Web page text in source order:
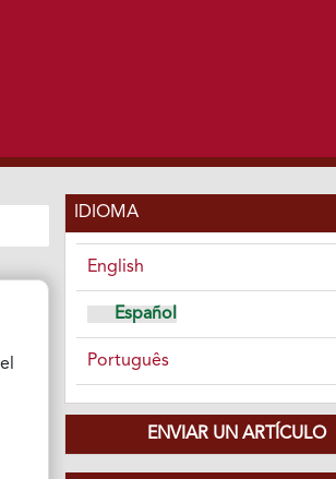
IDIOMA
English
Español
Português
ENVIAR UN ARTÍCULO